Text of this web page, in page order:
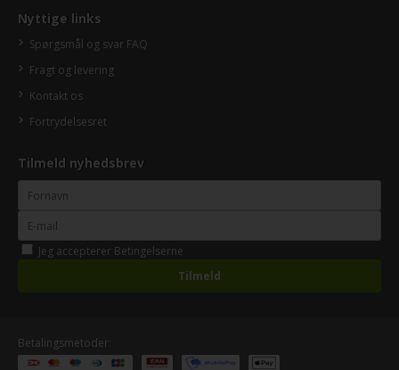
Nyttige links
Spørgsmål og svar FAQ
Fragt og levering
Kontakt os
Fortrydelsesret
Tilmeld nyhedsbrev
Jeg accepterer Betingelserne
Betalingsmetoder: